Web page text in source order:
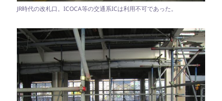
JR時代の改札口。ICOCA等の交通系ICは利用不可であった。